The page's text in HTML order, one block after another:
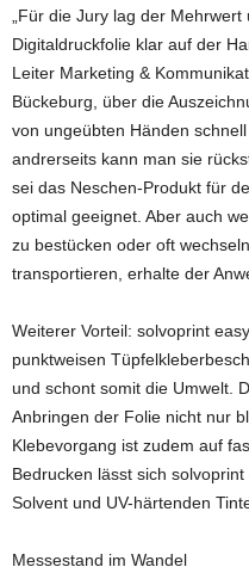
„Für die Jury lag der
Digitaldruckfolie klar auf der
Leiter Marketing &
Bückeburg, über die
von ungeübten Händen
andrerseits kann man sie
sei das Neschen-Produkt für
optimal geeignet. Aber auch
zu bestücken oder oft
transportieren, erhalte der
Weiterer Vorteil: solvoprint
punktweisen
und schont somit die Umwelt.
Anbringen der Folie nicht nur
Klebevorgang ist zudem auf
Bedrucken lässt sich
Solvent und UV-härtenden
Messestand im Wandel